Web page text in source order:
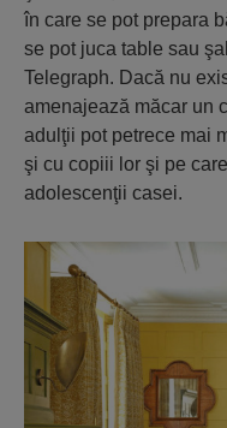
în care se pot prepara
se pot juca table sau
Telegraph. Dacă nu
amenajează măcar un
adulţii pot petrece mai
şi cu copiii lor şi pe
adolescenţii casei.